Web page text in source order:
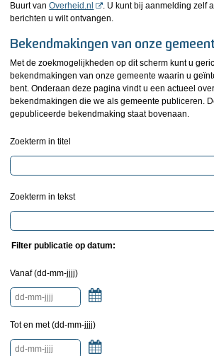
Buurt vanOverheid.nl
. U kunt bij aanmelding zelf
berichten u wilt ontvangen.
Bekendmakingen van onze
Met de zoekmogelijkheden op dit scherm kunt u
bekendmakingen van onze gemeente waarin u
bent. Onderaan deze pagina vindt u een actueel
bekendmakingen die we als gemeente publiceren.
gepubliceerde bekendmaking staat bovenaan.
Zoekterm in titel
Zoekterm in tekst
Filter publicatie op datum:
Vanaf (dd-mm-jjjj)
Tot en met (dd-mm-jjjj)